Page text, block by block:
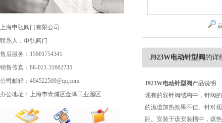
上海申弘阀门有限公司
联系人：申弘阀门
售后服务：15901754341
销售传真：86-021-31662735
公司邮箱：494522509@qq.com
办公地址：上海市青浦区金泽工业园区
J923W电动针型阀 的详
J923W电动针型阀 产品说明
现有的双针阀结构中，针阀
的流道加热效果不佳。针对
距。安装于该安装槽中，该